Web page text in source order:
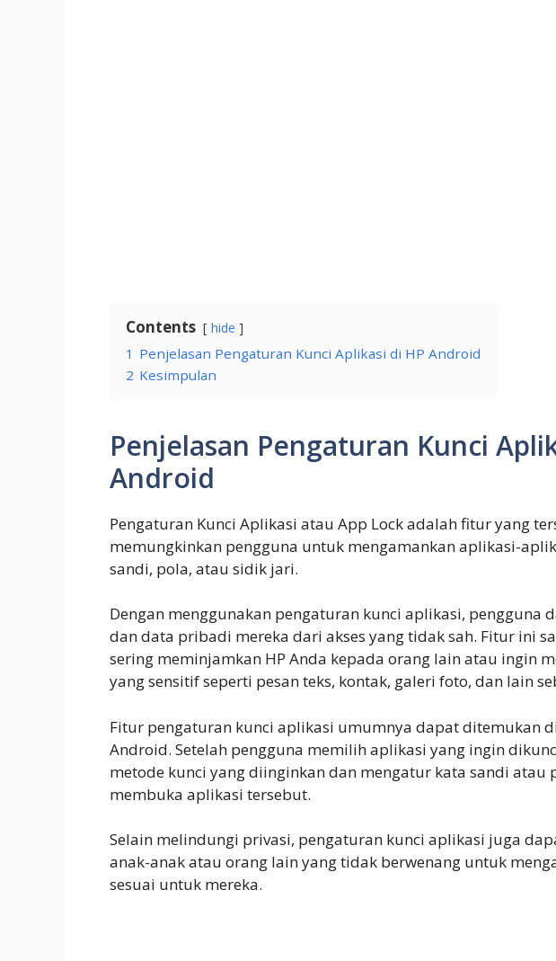
Contents hide
1 Penjelasan Pengaturan Kunci Aplikasi di HP Android
2 Kesimpulan
Penjelasan Pengaturan Kunci
Android
Pengaturan Kunci Aplikasi atau App Lock adalah fitur yang
memungkinkan pengguna untuk mengamankan aplikasi-
sandi, pola, atau sidik jari.
Dengan menggunakan pengaturan kunci aplikasi, pengguna
dan data pribadi mereka dari akses yang tidak sah. Fitur ini
sering meminjamkan HP Anda kepada orang lain atau ingin
yang sensitif seperti pesan teks, kontak, galeri foto, dan lain
Fitur pengaturan kunci aplikasi umumnya dapat ditemukan
Android. Setelah pengguna memilih aplikasi yang ingin
metode kunci yang diinginkan dan mengatur kata sandi
membuka aplikasi tersebut.
Selain melindungi privasi, pengaturan kunci aplikasi juga
anak-anak atau orang lain yang tidak berwenang untuk
sesuai untuk mereka.